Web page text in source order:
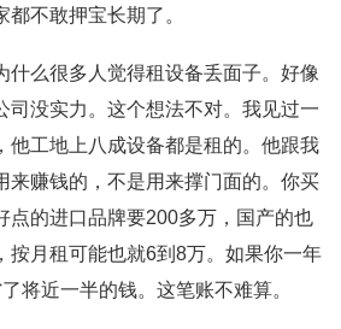
不敢押宝长期了。
什么很多人觉得租设备丢面子。好像
司没实力。这个想法不对。我见过一
他工地上八成设备都是租的。他跟我
来赚钱的，不是用来撑门面的。你买
点的进口品牌要200多万，国产的也
按月租可能也就6到8万。如果你一年
将近一半的钱。这笔账不难算。